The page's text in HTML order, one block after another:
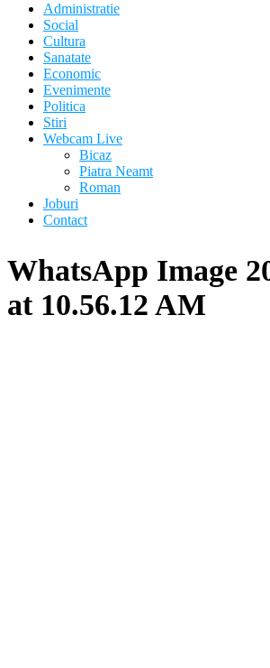
Administratie
Social
Cultura
Sanatate
Economic
Evenimente
Politica
Stiri
Webcam Live
Bicaz
Piatra Neamt
Roman
Joburi
Contact
WhatsApp Image
at 10.56.12 AM